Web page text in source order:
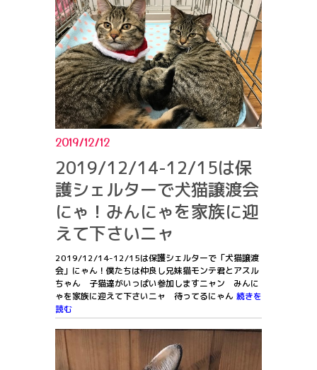
2019/12/12
2019/12/14-12/15は保
護シェルターで犬猫譲渡会
にゃ！みんにゃを家族に迎
えて下さいニャ
2019/12/14-12/15は保護シェルターで「犬猫譲渡
会」にゃん！僕たちは仲良し兄妹猫モンテ君とアスル
ちゃん 子猫達がいっぱい参加しますニャン みんに
ゃを家族に迎えて下さいニャ 待ってるにゃん 続きを
読む